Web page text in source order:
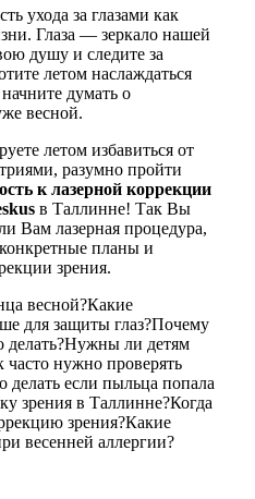
ухода за глазами как
Глаза — зеркало нашей
душу и следите за
летом наслаждаться
думать о
весной.
летом избавиться от
разумно пройти
к лазерной коррекции
в Таллинне! Так Вы
Вам лазерная процедура,
планы и
зрения.
весной?Какие
для защиты глаз?Почему
делать?Нужны ли детям
часто нужно проверять
делать если пыльца попала
зрения в Таллинне?Когда
зрения?Какие
весенней аллергии?